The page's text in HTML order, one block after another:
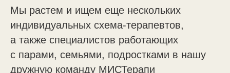
Мы растем и ищем еще нескольких
индивидуальных схема-терапевтов,
а также специалистов работающих
с парами, семьями, подростками в нашу
дружную команду МИСТерапи